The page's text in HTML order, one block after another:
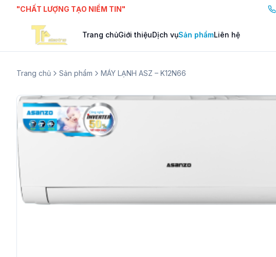
"CHẤT LƯỢNG TẠO NIỀM TIN"
Trang chủGiới thiệuDịch vụSản phẩmLiên hệ
Trang chủ Sản phẩm MÁY LẠNH ASZ – K12N66